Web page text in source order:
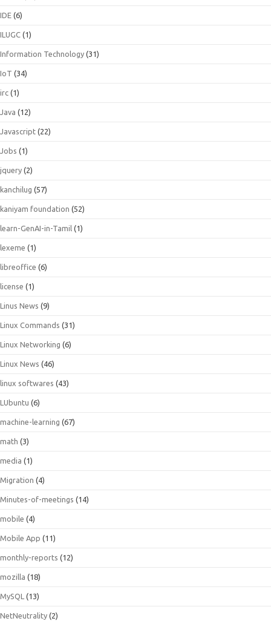
IDE (6)
ILUGC (1)
Information Technology (31)
IoT (34)
irc (1)
Java (12)
Javascript (22)
Jobs (1)
jquery (2)
kanchilug (57)
kaniyam foundation (52)
learn-GenAI-in-Tamil (1)
lexeme (1)
libreoffice (6)
license (1)
Linus News (9)
Linux Commands (31)
Linux Networking (6)
Linux News (46)
linux softwares (43)
LUbuntu (6)
machine-learning (67)
math (3)
media (1)
Migration (4)
Minutes-of-meetings (14)
mobile (4)
Mobile App (11)
monthly-reports (12)
mozilla (18)
MySQL (13)
NetNeutrality (2)